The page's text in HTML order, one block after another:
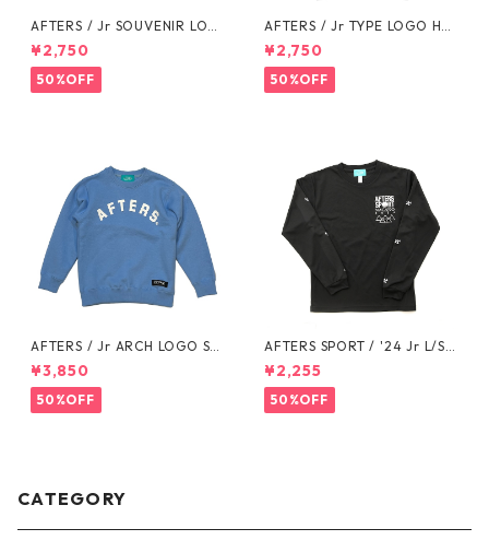
AFTERS / Jr SOUVENIR LOG
O SWEAT PANTS
¥2,750
50%OFF
AFTERS / Jr TYPE LOGO HO
ODIE
¥2,750
50%OFF
AFTERS / Jr ARCH LOGO SW
EAT
¥3,850
50%OFF
AFTERS SPORT / '24 Jr L/S T
EE
¥2,255
50%OFF
CATEGORY